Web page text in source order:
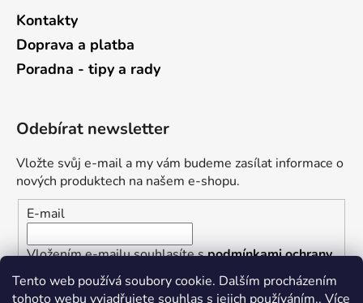
Tento web používá soubory cookie. Dalším procházením
tohoto webu vyjadřujete souhlas s jejich používáním.. Více
Kontakty
Doprava a platba
Poradna - tipy a rady
Odebírat newsletter
Vložte svůj e-mail a my vám budeme zasílat informace o
nových produktech na našem e-shopu.
E-mail
Vložením e-mailu souhlasíte spodmínkami ochrany
osobních údajů